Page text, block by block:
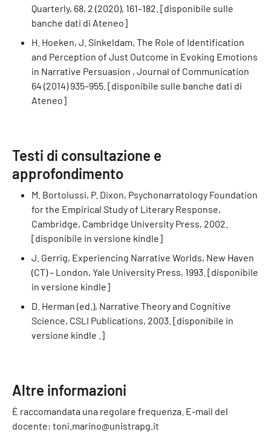
Quarterly, 68, 2 (2020), 161–182. [disponibile sulle
banche dati di Ateneo]
H. Hoeken, J. Sinkeldam, The Role of Identification
and Perception of Just Outcome in Evoking Emotions
in Narrative Persuasion , Journal of Communication
64 (2014) 935–955. [disponibile sulle banche dati di
Ateneo]
Testi di consultazione e
approfondimento
M. Bortolussi, P. Dixon, Psychonarratology Foundation
for the Empirical Study of Literary Response,
Cambridge, Cambridge University Press, 2002.
[disponibile in versione kindle]
J. Gerrig, Experiencing Narrative Worlds, New Haven
(CT) – London, Yale University Press, 1993. [disponibile
in versione kindle]
D. Herman (ed.), Narrative Theory and Cognitive
Science, CSLI Publications, 2003. [disponibile in
versione kindle .]
Altre informazioni
È raccomandata una regolare frequenza. E-mail del
docente: toni.marino@unistrapg.it